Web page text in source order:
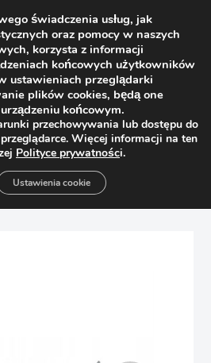
świadczenia usług, jak
oraz pomocy w naszych
korzysta z informacji
końcowych użytkowników
ustawieniach przeglądarki
plików cookies, będą one
końcowym.
przechowywania lub dostępu do
Więcej informacji na ten
Polityce prywatności.
Ustawienia cookie